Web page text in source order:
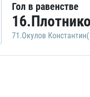
Гол в равенстве
71.Окулов